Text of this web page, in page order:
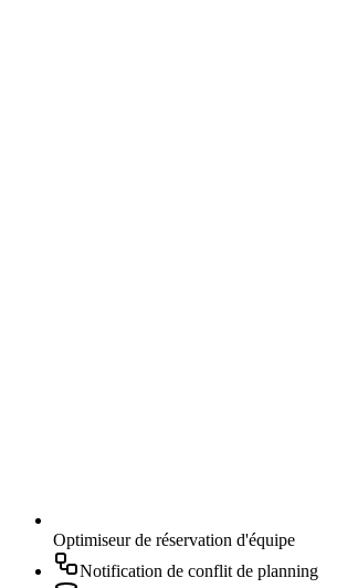
Optimiseur de réservation d'équipe
Notification de conflit de planning